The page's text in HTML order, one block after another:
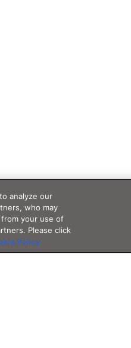
analyze our
who may
your use of
Please click
Policy